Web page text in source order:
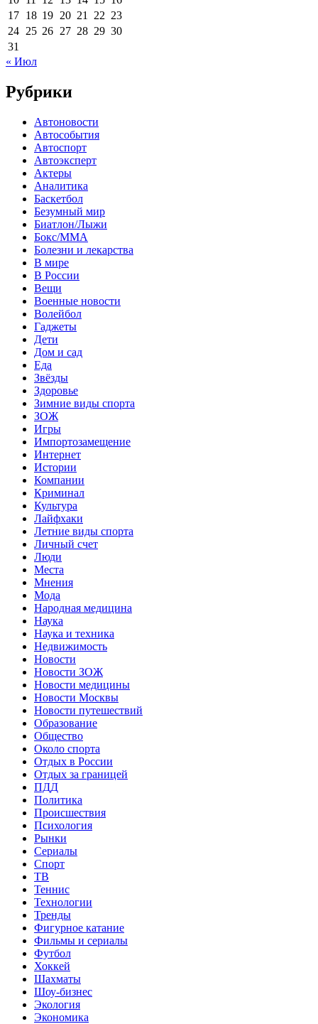
17 18 19 20 21 22 23
24 25 26 27 28 29 30
31
« Июл
Рубрики
Автоновости
Автособытия
Автоспорт
Автоэксперт
Актеры
Аналитика
Баскетбол
Безумный мир
Биатлон/Лыжи
Бокс/MMA
Болезни и лекарства
В мире
В России
Вещи
Военные новости
Волейбол
Гаджеты
Дети
Дом и сад
Еда
Звёзды
Здоровье
Зимние виды спорта
ЗОЖ
Игры
Импортозамещение
Интернет
Истории
Компании
Криминал
Культура
Лайфхаки
Летние виды спорта
Личный счет
Люди
Места
Мнения
Мода
Народная медицина
Наука
Наука и техника
Недвижимость
Новости
Новости ЗОЖ
Новости медицины
Новости Москвы
Новости путешествий
Образование
Общество
Около спорта
Отдых в России
Отдых за границей
ПДД
Политика
Происшествия
Психология
Рынки
Сериалы
Спорт
ТВ
Теннис
Технологии
Тренды
Фигурное катание
Фильмы и сериалы
Футбол
Хоккей
Шахматы
Шоу-бизнес
Экология
Экономика